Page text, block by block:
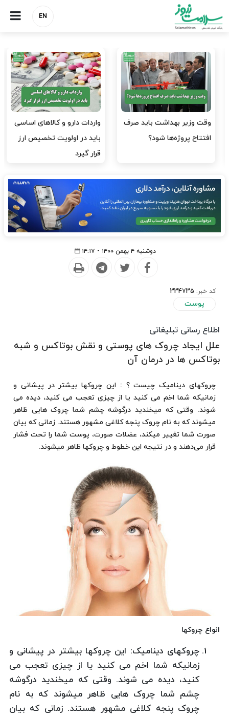
EN
وقت وزیر بهداشت باید صرف
افتتاح پروژه‌ها شود؟
واردات دارو و کالاهای اساسی
باید در اولویت تخصیص ارز
قرار گیرد
دوشنبه ۴ بهمن ۱۴۰۰ - ۱۴:۱۷
کد خبر: 334735
پوست
اطلاع رسانی تبلیغاتی
علل ایجاد چروک های پوستی و نقش بوتاکس و شبه
بوتاکس ها در درمان آن
چروکهای دینامیک چیست ؟ : این چروکها بیشتر در پیشانی و
زمانیکه شما اخم می کنید یا از چیزی تعجب می کنید، دیده می
شوند. وقتی که میخندید درگوشه چشم شما چروک هایی ظاهر
میشوند که به نام چروک پنجه کلاغی مشهور هستند. زمانی که بیان
صورت شما تغییر میکند، عضلات صورت، پوست شما را تحت فشار
قرار می‌دهند و در نتیجه این خطوط و چروکها ظاهر میشوند.
انواع چروکها
چروکهای دینامیک: این چروکها بیشتر در پیشانی و
زمانیکه شما اخم می کنید یا از چیزی تعجب می
کنید، دیده می شوند. وقتی که میخندید درگوشه
چشم شما چروک هایی ظاهر میشوند که به نام
چروک پنجه کلاغی مشهور هستند. زمانی که بیان